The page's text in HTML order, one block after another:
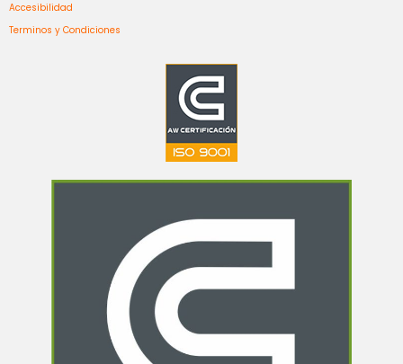
Accesibilidad
Terminos y Condiciones